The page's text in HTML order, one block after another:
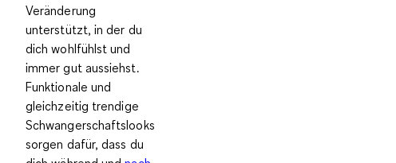
Veränderung
unterstützt, in der du
dich wohlfühlst und
immer gut aussiehst.
Funktionale und
gleichzeitig trendige
Schwangerschaftslooks
sorgen dafür, dass du